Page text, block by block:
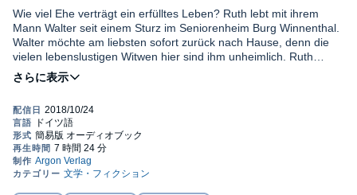
Wie viel Ehe verträgt ein erfülltes Leben? Ruth lebt mit ihrem
Mann Walter seit einem Sturz im Seniorenheim Burg Winnenthal.
Walter möchte am liebsten sofort zurück nach Hause, denn die
vielen lebenslustigen Witwen hier sind ihm unheimlich. Ruth
hingegen genießt die Gesellschaft von Gleichgesinnten: Sie
lauscht den Lebensgeschichten der anderen Frauen und singt
Forschungsstipendium in Cambridge erhält und von ihrem
Partner vor eine Entscheidung gestellt wird, sucht sie bei ihrer
Großmutter Rat...
©2018 Verlag Kiepenheuer & Witsch GmbH & Co. KG, Köln